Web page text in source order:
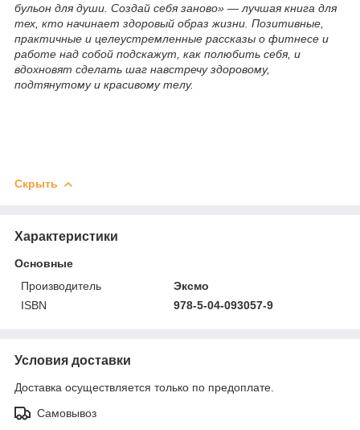
бульон для души. Создай себя заново» — лучшая книга для
тех, кто начинает здоровый образ жизни. Позитивные,
практичные и целеустремленные рассказы о фитнесе и
работе над собой подскажут, как полюбить себя, и
вдохновят сделать шаг навстречу здоровому,
подтянутому и красивому телу.
Скрыть
Характеристики
Основные
Производитель
Эксмо
ISBN
978-5-04-093057-9
Условия доставки
Доставка осуществляется только по предоплате.
Самовывоз